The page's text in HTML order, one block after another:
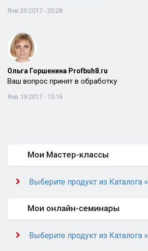
Янв 20 2017 - 20:28
Ольга Горшенина Profbuh8.ru
Ваш вопрос принят в обработку
Янв 19 2017 - 15:16
Мои Мастер-классы
Выберите продукт из Каталога »
Мои онлайн-семинары
Выберите продукт из Каталога »